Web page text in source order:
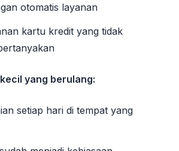
otomatis layanan
kartu kredit yang tidak
yang berulang:
setiap hari di tempat yang